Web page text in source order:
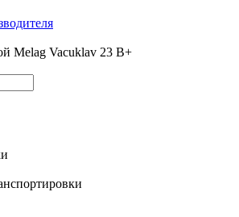
Melag Vacuklav 23 B+